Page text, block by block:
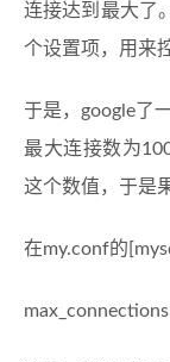
连接达到最大了
个设置项，用来
于是，google了
最大连接数为
这个数值，于是
在my.conf的